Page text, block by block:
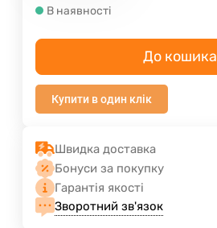
В наявності
До кошика
Купити в один клік
Швидка доставка
Бонуси за покупку
Гарантія якості
Зворотний зв'язок